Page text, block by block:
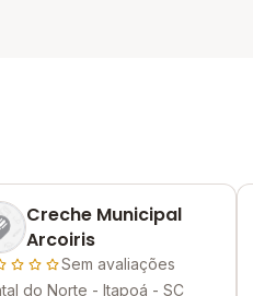
Creche Municipal
Arcoiris
Sem avaliações
do Norte - Itapoá - SC